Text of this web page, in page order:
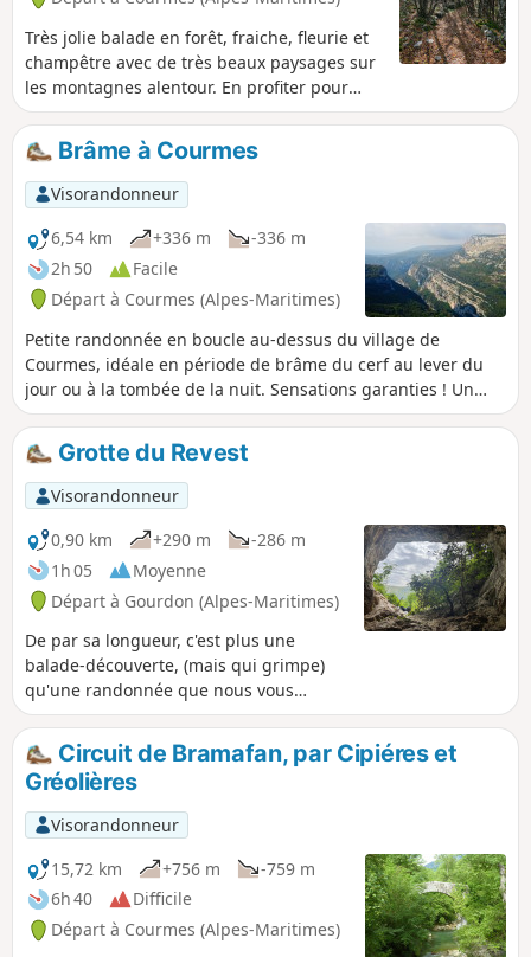
Très jolie balade en forêt, fraiche, fleurie et
champêtre avec de très beaux paysages sur
les montagnes alentour. En profiter pour
visiter Courmes, charmant petit village de
montagne.
Brâme à Courmes
Visorandonneur
6,54 km
+336 m
-336 m
2h 50
Facile
Départ à Courmes (Alpes-Maritimes)
Petite randonnée en boucle au-dessus du village de
Courmes, idéale en période de brâme du cerf au lever du
jour ou à la tombée de la nuit. Sensations garanties ! Un
bref passage sur la plateau Saint-Barnabé permet de
bénéficier d'une belle vue sur le massif du Cheiron au Nord
et le village de Gourdon surplombant les Gorges du Loup
au Sud.
Grotte du Revest
Visorandonneur
0,90 km
+290 m
-286 m
1h 05
Moyenne
Départ à Gourdon (Alpes-Maritimes)
De par sa longueur, c'est plus une
balade-découverte, (mais qui grimpe)
qu'une randonnée que nous vous
proposons. Juste le plaisir de découvrir
l'entrée d'une belle cavité naturelle qui
s'ouvre au fond d'un cirque de falaises.
Circuit de Bramafan, par Cipiéres et
Gréolières
Visorandonneur
15,72 km
+756 m
-759 m
6h 40
Difficile
Départ à Courmes (Alpes-Maritimes)